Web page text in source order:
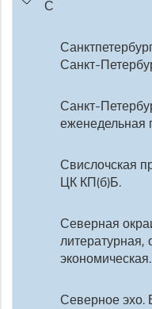
С
Санкт-
Санкт-
еженедельная
Свислочская
ЦК КП(б)Б.
Северная
литературная,
Северное эхо.